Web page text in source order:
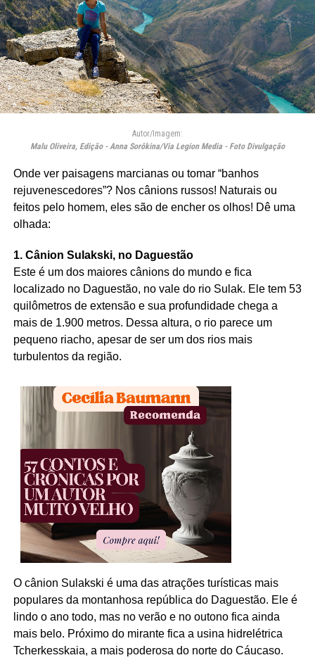
Autor/Imagem:
Malu Oliveira, Edição - Anna Sorôkina/Via Legion Media - Foto Divulgação
Onde ver paisagens marcianas ou tomar “banhos
rejuvenescedores”? Nos cânions russos! Naturais ou
feitos pelo homem, eles são de encher os olhos! Dê uma
olhada:
1. Cânion Sulakski, no Daguestão
Este é um dos maiores cânions do mundo e fica
localizado no Daguestão, no vale do rio Sulak. Ele tem 53
quilômetros de extensão e sua profundidade chega a
mais de 1.900 metros. Dessa altura, o rio parece um
pequeno riacho, apesar de ser um dos rios mais
turbulentos da região.
O cânion Sulakski é uma das atrações turísticas mais
populares da montanhosa república do Daguestão. Ele é
lindo o ano todo, mas no verão e no outono fica ainda
mais belo. Próximo do mirante fica a usina hidrelétrica
Tcherkesskaia, a mais poderosa do norte do Cáucaso.